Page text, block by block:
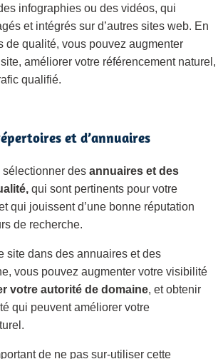
infographies ou des vidéos, qui
et intégrés sur d’autres sites web. En
de qualité, vous pouvez augmenter
site, améliorer votre référencement naturel,
qualifié.
et d’annuaires
sélectionner des annuaires et des
qui sont pertinents pour votre
qui jouissent d’une bonne réputation
de recherche.
site dans des annuaires et des
vous pouvez augmenter votre visibilité
votre autorité de domaine, et obtenir
qui peuvent améliorer votre
de ne pas sur-utiliser cette